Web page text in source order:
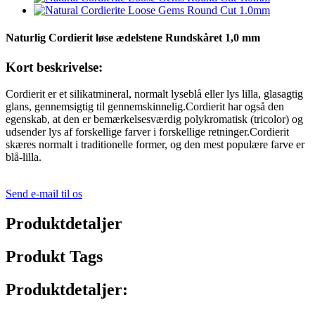
Naturlig Cordierit løse ædelstene Rundskåret 1,0 mm
Kort beskrivelse:
Cordierit er et silikatmineral, normalt lyseblå eller lys lilla, glasagtig
glans, gennemsigtig til gennemskinnelig.Cordierit har også den
egenskab, at den er bemærkelsesværdig polykromatisk (tricolor) og
udsender lys af forskellige farver i forskellige retninger.Cordierit
skæres normalt i traditionelle former, og den mest populære farve er
blå-lilla.
Send e-mail til os
Produktdetaljer
Produkt Tags
Produktdetaljer: